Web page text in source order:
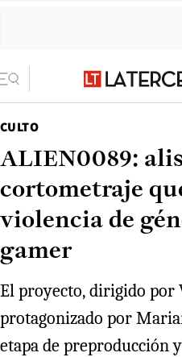
CULTO
ALIEN0089:
cortometraje
violencia de
gamer
El proyecto, dirigido por
protagonizado por
etapa de preproducción